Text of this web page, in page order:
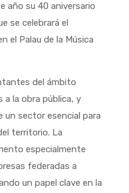
año su 40 aniversario
se celebrará el
el Palau de la Música
del ámbito
a la obra pública, y
un sector esencial para
territorio. La
especialmente
federadas a
un papel clave en la